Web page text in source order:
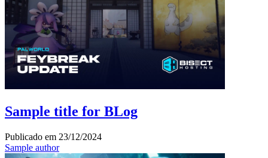
Sample title for BLog
Publicado em 23/12/2024
Sample author